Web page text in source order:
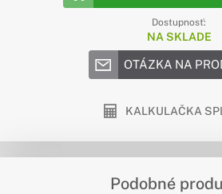
Dostupnosť:
NA SKLADE
OTÁZKA NA
KALKULAČKA
Podobné